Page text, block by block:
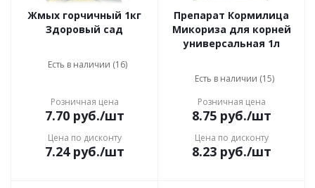
Жмых горчичный 1кг
Здоровый сад
Есть в наличии (16)
Розничная цена
7.70руб./шт
Цена по дисконту
7.24руб./шт
Препарат Кормилица
Микориза для корней
универсальная 1л
Есть в наличии (15)
Розничная цена
8.75руб./шт
Цена по дисконту
8.23руб./шт